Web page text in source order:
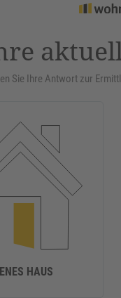
Sie Ihre Antwort zur
HAUS